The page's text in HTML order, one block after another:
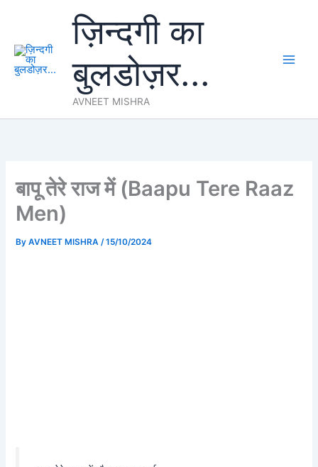
content
ज़िन्दगी का
बुलडोज़र...
AVNEET MISHRA
बापू तेरे राज में (Baapu Tere Raaz
Men)
ByAVNEET MISHRA/15/10/2024